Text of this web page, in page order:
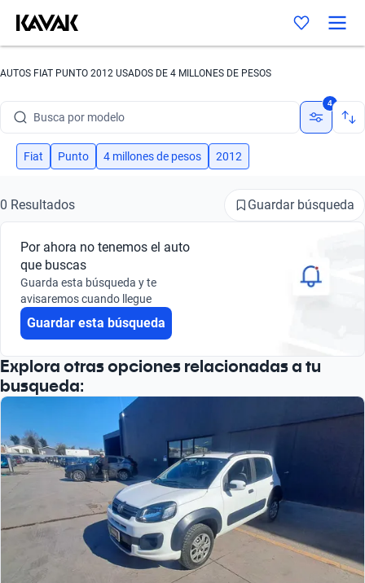
AUTOS FIAT PUNTO 2012 USADOS DE 4 MILLONES DE PESOS
Busca por modelo
Busca por versión
Busca por marca
Busca por modelo
Busca por versión
4
Fiat Punto 4 millones de pesos 2012
0 Resultados Guardar búsqueda
Por ahora no tenemos el auto
que buscas
Guarda esta búsqueda y te
avisaremos cuando llegue
Guardar esta búsqueda
Explora otras opciones relacionadas a tu
busqueda: